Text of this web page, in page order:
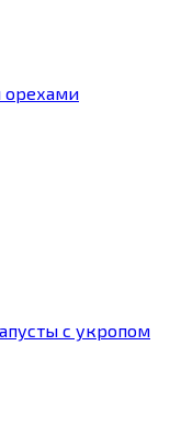
орехами
с укропом